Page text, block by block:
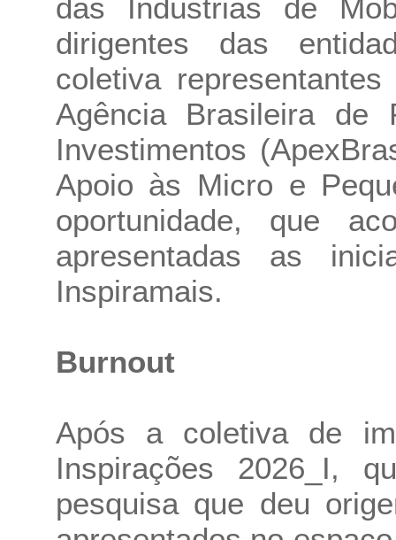
das Indústrias de
dirigentes das
coletiva
Agência Brasileira de
Investimentos
Apoio às Micro e
oportunidade, que
apresentadas as
Inspiramais.
Burnout
Após a coletiva de
Inspirações 2026_I,
pesquisa que deu